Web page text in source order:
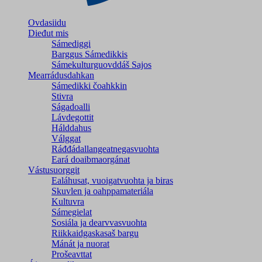
Ovdasiidu
Dieđut mis
Sámediggi
Barggus Sámedikkis
Sámekulturguovddáš Sajos
Mearrádusdahkan
Sámedikki čoahkkin
Stivra
Ságadoalli
Lávdegottit
Hálddahus
Válggat
Ráđđádallangeatnegas­vuohta
Eará doaibmaorgánat
Vástusuorggit
Ealáhusat, vuoigatvuohta ja biras
Skuvlen ja oahppamateriála
Kultuvra
Sámegielat
Sosiála ja dearvvasvuohta
Riikkaidgaskasaš bargu
Mánát ja nuorat
Prošeavttat